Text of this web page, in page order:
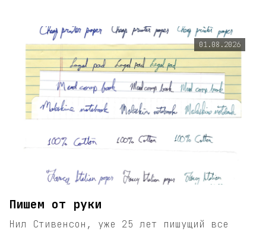
01.08.2026
Пишем от руки
Нил Стивенсон, уже 25 лет пишущий все